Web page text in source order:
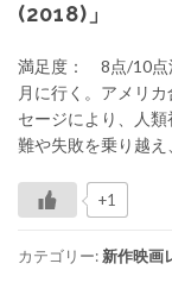
(2018)」
満足度： 8点/
月に行く。アメリ
セージにより、人
難や失敗を乗り越
+1
カテゴリー:新作映画